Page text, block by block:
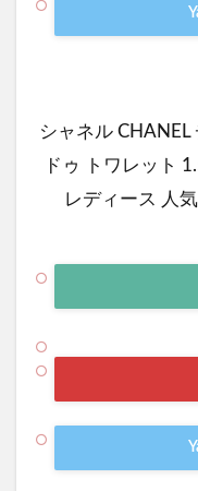
シャネル
ドゥ トワレット
レディース 人